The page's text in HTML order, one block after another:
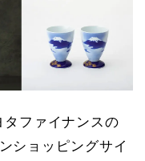
ファイナンスの
ショッピングサイ